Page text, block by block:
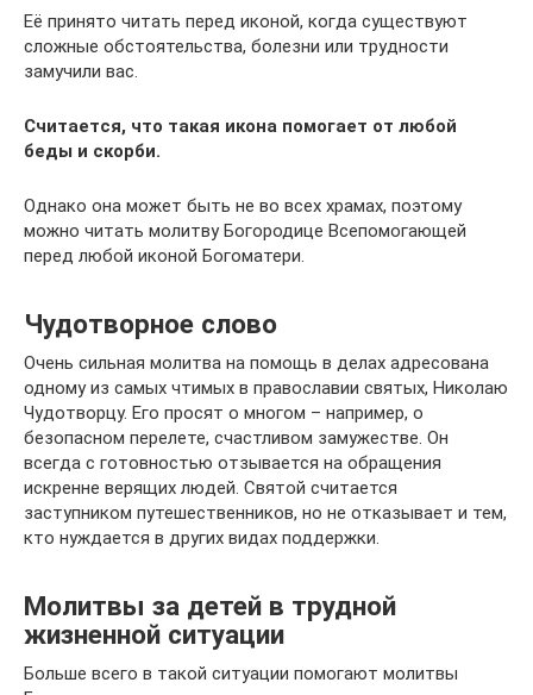
Её принято читать перед иконой, когда существуют
сложные обстоятельства, болезни или трудности
замучили вас.
Считается, что такая икона помогает от любой
беды и скорби.
Однако она может быть не во всех храмах, поэтому
можно читать молитву Богородице Всепомогающей
перед любой иконой Богоматери.
Чудотворное слово
Очень сильная молитва на помощь в делах адресована
одному из самых чтимых в православии святых, Николаю
Чудотворцу. Его просят о многом – например, о
безопасном перелете, счастливом замужестве. Он
всегда с готовностью отзывается на обращения
искренне верящих людей. Святой считается
заступником путешественников, но не отказывает и тем,
кто нуждается в других видах поддержки.
Молитвы за детей в трудной
жизненной ситуации
Больше всего в такой ситуации помогают молитвы